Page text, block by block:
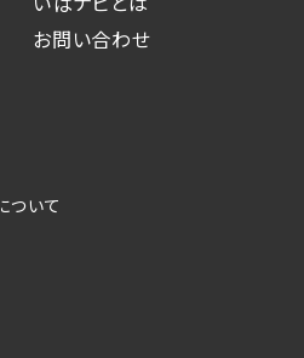
お問い合わせ
ついて